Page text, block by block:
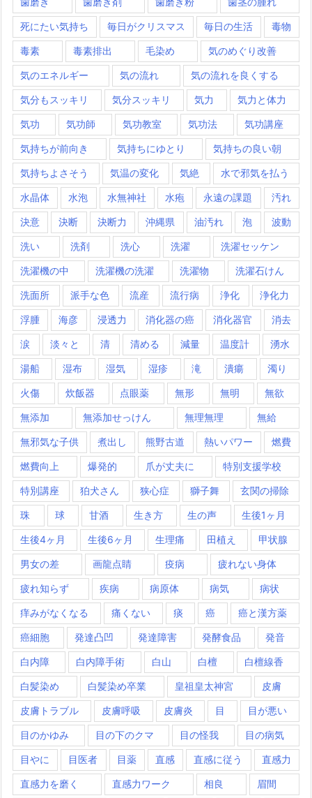
死にたい気持ち 毎日がクリスマス 毎日の生活 毒物
毒素 毒素排出 毛染め 気のめぐり改善
気のエネルギー 気の流れ 気の流れを良くする
気分もスッキリ 気分スッキリ 気力 気力と体力
気功 気功師 気功教室 気功法 気功講座
気持ちが前向き 気持ちにゆとり 気持ちの良い朝
気持ちよさそう 気温の変化 気絶 水で邪気を払う
水晶体 水泡 水無神社 水疱 永遠の課題 汚れ
決意 決断 決断力 沖縄県 油汚れ 泡 波動
洗い 洗剤 洗心 洗濯 洗濯セッケン
洗濯機の中 洗濯機の洗濯 洗濯物 洗濯石けん
洗面所 派手な色 流産 流行病 浄化 浄化力
浮腫 海彦 浸透力 消化器の癌 消化器官 消去
涙 淡々と 清 清める 減量 温度計 湧水
湯船 湿布 湿気 湿疹 滝 潰瘍 濁り
火傷 炊飯器 点眼薬 無形 無明 無欲
無添加 無添加せっけん 無理無理 無給
無邪気な子供 煮出し 熊野古道 熱いパワー 燃費
燃費向上 爆発的 爪が丈夫に 特別支援学校
特別講座 狛犬さん 狭心症 獅子舞 玄関の掃除
珠 球 甘酒 生き方 生の声 生後1ヶ月
生後4ヶ月 生後6ヶ月 生理痛 田植え 甲状腺
男女の差 画龍点睛 疫病 疲れない身体
疲れ知らず 疾病 病原体 病気 病状
痒みがなくなる 痛くない 痰 癌 癌と漢方薬
癌細胞 発達凸凹 発達障害 発酵食品 発音
白内障 白内障手術 白山 白檀 白檀線香
白髪染め 白髪染め卒業 皇祖皇太神宮 皮膚
皮膚トラブル 皮膚呼吸 皮膚炎 目 目が悪い
目のかゆみ 目の下のクマ 目の怪我 目の病気
目やに 目医者 目薬 直感 直感に従う 直感力
直感力を磨く 直感力ワーク 相良 眉間